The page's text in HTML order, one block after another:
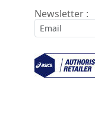
Newsletter :